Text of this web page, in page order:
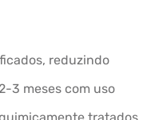
reduzindo
3 meses com uso